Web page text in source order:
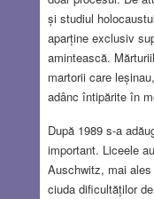
și studiul
aparține exclusiv
amintească.
martorii care
adânc întipărite în
După 1989 s-a
important. Liceele
Auschwitz, mai
ciuda dificultăților